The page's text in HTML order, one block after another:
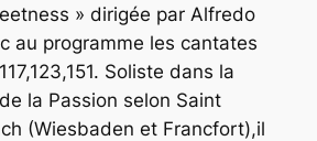
» dirigée par Alfredo
au programme les cantates
Soliste dans la
la Passion selon Saint
(Wiesbaden et Francfort),il